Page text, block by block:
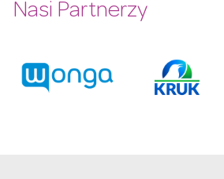
Nasi Partnerzy